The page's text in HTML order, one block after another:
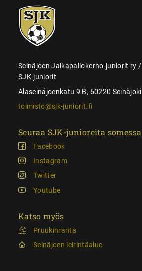
SJK-
juniorit
Seinäjoen Jalkapallokerho-juniorit ry /
SJK-juniorit
Alaseinäjoenkatu 9 B, 60220 Seinäjoki
toimisto@sjk-juniorit.fi
Seuraa SJK-junioreita somessa
Facebook
Instagram
Twitter
Youtube
Katso myös
Pruukinranta
Seinäjoen leirintäalue